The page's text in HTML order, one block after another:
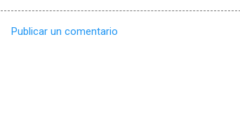
Publicar un comentario